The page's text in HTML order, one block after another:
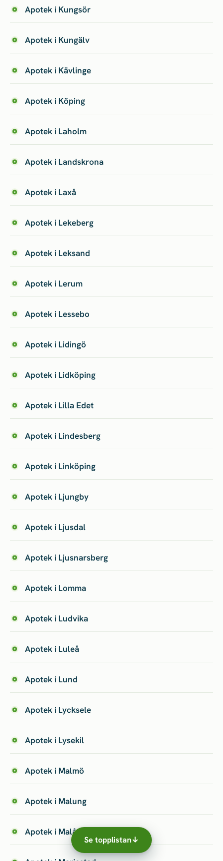
Apotek i Kungsör
Apotek i Kungälv
Apotek i Kävlinge
Apotek i Köping
Apotek i Laholm
Apotek i Landskrona
Apotek i Laxå
Apotek i Lekeberg
Apotek i Leksand
Apotek i Lerum
Apotek i Lessebo
Apotek i Lidingö
Apotek i Lidköping
Apotek i Lilla Edet
Apotek i Lindesberg
Apotek i Linköping
Apotek i Ljungby
Apotek i Ljusdal
Apotek i Ljusnarsberg
Apotek i Lomma
Apotek i Ludvika
Apotek i Luleå
Apotek i Lund
Apotek i Lycksele
Apotek i Lysekil
Apotek i Malmö
Apotek i Malung
Apotek i Malå
Se topplistan↓